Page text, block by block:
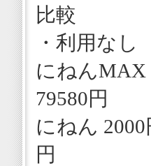
比較
・利用なし
にねんMAX
79580円
にねん 2000
円